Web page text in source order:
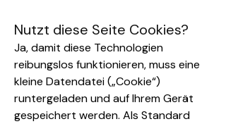
Nutzt diese Seite Cookies?
Ja, damit diese Technologien
reibungslos funktionieren, muss eine
kleine Datendatei („Cookie“)
runtergeladen und auf Ihrem Gerät
gespeichert werden. Als Standard